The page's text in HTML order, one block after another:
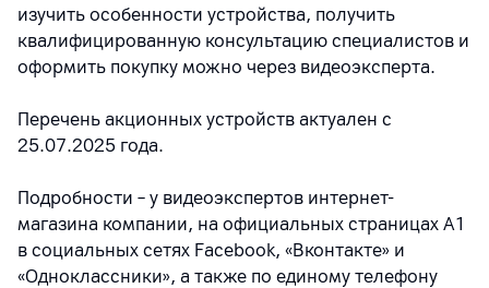
изучить особенности устройства, получить
квалифицированную консультацию специалистов и
оформить покупку можно через видеоэксперта.
Перечень акционных устройств актуален с
25.07.2025 года.
Подробности – у видеоэкспертов интернет-
магазина компании, на официальных страницах A1
в социальных сетях Facebook, «Вконтакте» и
«Одноклассники», а также по единому телефону